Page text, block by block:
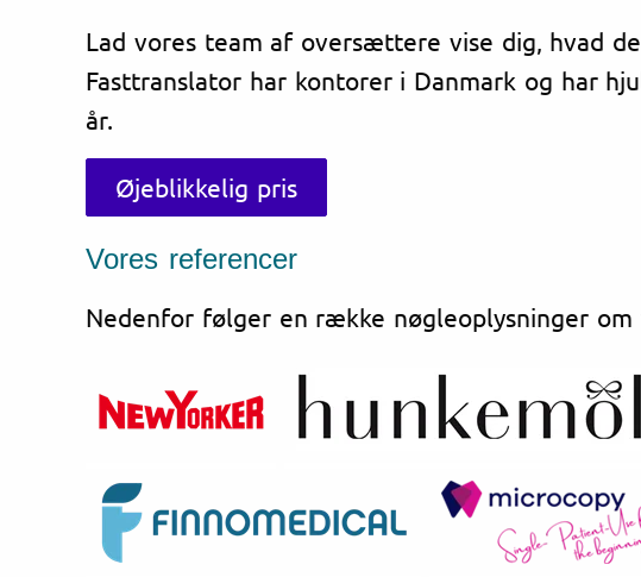
Lad vores team af oversættere vise dig, hvad
Fasttranslator har kontorer i Danmark og har
år.
Øjeblikkelig pris
Vores referencer
Nedenfor følger en række nøgleoplysninger om